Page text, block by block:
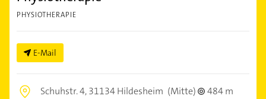
PHYSIOTHERAPIE
E-Mail
Schuhstr. 4,31134 Hildesheim (Mitte)
484 m